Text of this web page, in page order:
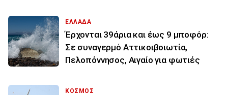
ΕΛΛΑΔΑ
Έρχονται 39άρια και έως 9 μποφόρ:
Σε συναγερμό Αττικοιβοιωτία,
Πελοπόννησος, Αιγαίο για φωτιές
ΚΟΣΜΟΣ